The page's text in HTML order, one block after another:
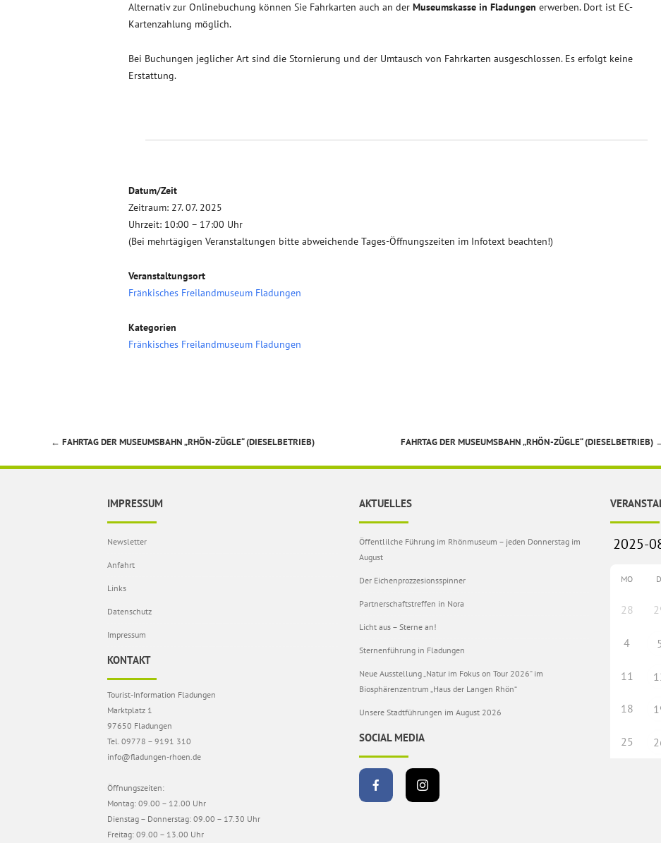
Alternativ zur Onlinebuchung können Sie Fahrkarten auch an der Museumskasse in Fladungen erwerben. Dort ist EC-
Kartenzahlung möglich.
Bei Buchungen jeglicher Art sind die Stornierung und der Umtausch von Fahrkarten ausgeschlossen. Es erfolgt keine
Erstattung.
Datum/Zeit
Zeitraum: 27. 07. 2025
Uhrzeit: 10:00 – 17:00 Uhr
(Bei mehrtägigen Veranstaltungen bitte abweichende Tages-Öffnungszeiten im Infotext beachten!)
Veranstaltungsort
Fränkisches Freilandmuseum Fladungen
Kategorien
Fränkisches Freilandmuseum Fladungen
Beitragsnavigation
← FAHRTAG DER MUSEUMSBAHN „RHÖN-ZÜGLE“ (DIESELBETRIEB) FAHRTAG DER MUSEUMSBAHN „RHÖN-ZÜGLE“ (DIESELBETRIEB)
IMPRESSUM
Newsletter
Anfahrt
Links
Datenschutz
Impressum
KONTAKT
Tourist-Information Fladungen
Marktplatz 1
97650 Fladungen
Tel. 09778 – 9191 310
info@fladungen-rhoen.de
Öffnungszeiten:
Montag: 09.00 – 12.00 Uhr
Dienstag – Donnerstag: 09.00 – 17.30 Uhr
Freitag: 09.00 – 13.00 Uhr
AKTUELLES
Öffentlilche Führung im Rhönmuseum – jeden Donnerstag im
August
Der Eichenprozzesionsspinner
Partnerschaftstreffen in Nora
Licht aus – Sterne an!
Sternenführung in Fladungen
Neue Ausstellung „Natur im Fokus on Tour 2026“ im
Biosphärenzentrum „Haus der Langen Rhön“
Unsere Stadtführungen im August 2026
SOCIAL MEDIA
MO
28
4 5
11
18
25